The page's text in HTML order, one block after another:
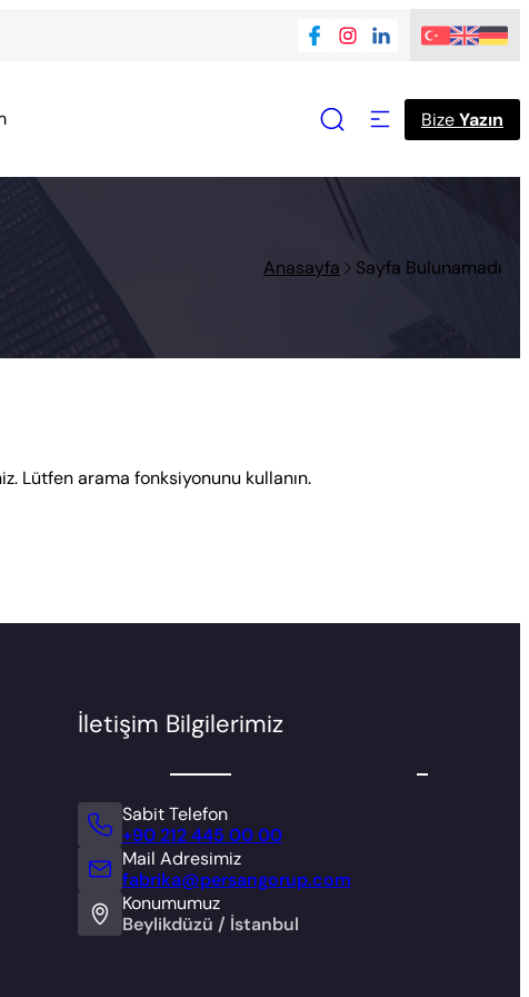
BizeYazın
Anasayfa Sayfa Bulunamadı
Lütfen arama fonksiyonunu kullanın.
İletişim Bilgilerimiz
Sabit Telefon
+90 212 445 00 00
Mail Adresimiz
fabrika@persangorup.com
Konumumuz
Beylikdüzü / İstanbul